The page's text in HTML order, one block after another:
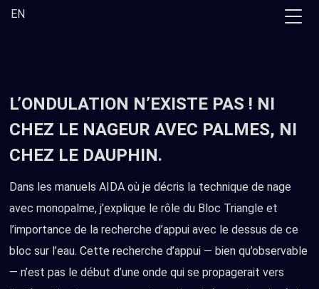
EN
L’ONDULATION N’EXISTE PAS ! NI
CHEZ LE NAGEUR AVEC PALMES, NI
CHEZ LE DAUPHIN.
Dans les manuels AIDA où je décris la technique de nage
avec monopalme, j’explique le rôle du Bloc Triangle et
l’importance de la recherche d’appui avec le dessus de ce
bloc sur l’eau. Cette recherche d’appui — bien qu’observable
— n’est pas le début d’une onde qui se propagerait vers